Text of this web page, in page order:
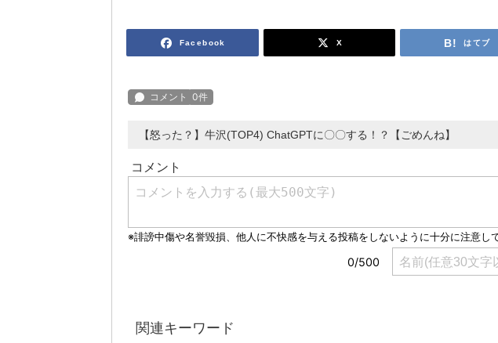
Facebook X はてブ
【怒った？】牛沢(TOP4) ChatGPTに〇〇する！？【ごめんね】
関連キーワード